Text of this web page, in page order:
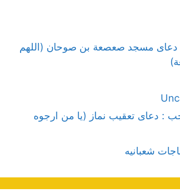
دعای مسجد صعصعة بن صوحان (اللهم
: دعای تعقیب نماز (یا من ارجوه
شعبانیه